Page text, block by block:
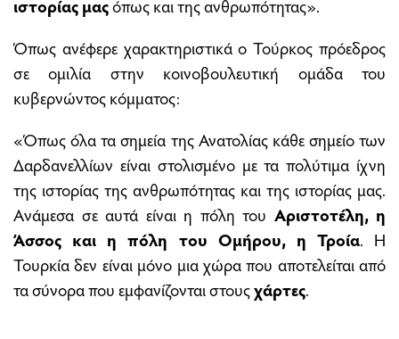
ιστορίας μαςόπως και της ανθρωπότητας».
Όπως ανέφερε χαρακτηριστικά ο Τούρκος πρόεδρος
σε ομιλία στην κοινοβουλευτική ομάδα του
κυβερνώντος κόμματος:
«Όπως όλα τα σημεία της Ανατολίας κάθε σημείο των
Δαρδανελλίων είναι στολισμένο με τα πολύτιμα ίχνη
της ιστορίας της ανθρωπότητας και της ιστορίας μας.
Aνάμεσα σε αυτά είναι η πόλη του Αριστοτέλη, η
Άσσος και η πόλη του Ομήρου, η Τροία. Η
Τουρκία δεν είναι μόνο μια χώρα που αποτελείται από
τα σύνορα που εμφανίζονται στουςχάρτες.